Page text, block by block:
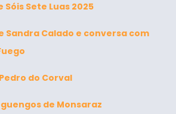
Sóis Sete Luas 2025
Sandra Calado e conversa com
do Corval
de Monsaraz